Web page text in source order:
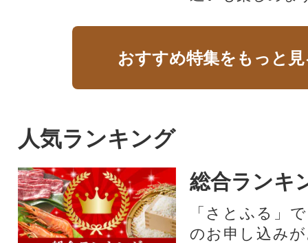
おすすめ特集をもっと
人気ランキング
総合ランキ
「さとふる」
のお申し込み